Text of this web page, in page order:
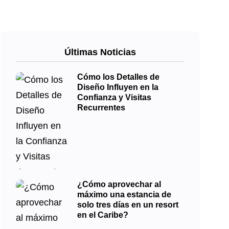
Últimas Noticias
Cómo los Detalles de
Diseño Influyen en la
Confianza y Visitas
Recurrentes
¿Cómo aprovechar al
máximo una estancia de
solo tres días en un resort
en el Caribe?